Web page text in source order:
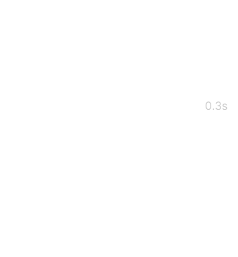
0.3s